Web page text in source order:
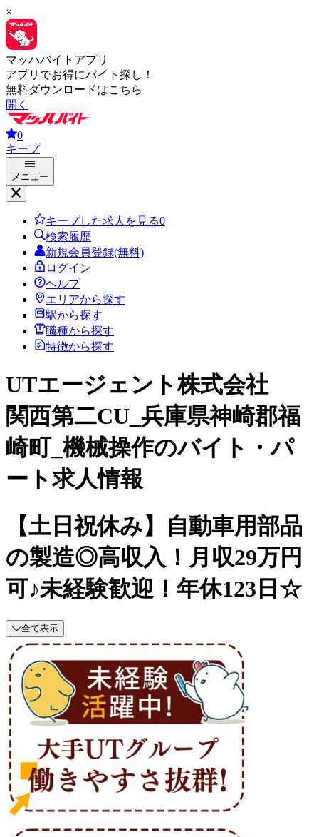
×
マッハバイトアプリ
アプリでお得にバイト探し！
無料ダウンロードはこちら
開く
0
キープ
メニュー
キープした求人を見る0
検索履歴
新規会員登録(無料)
ログイン
ヘルプ
エリアから探す
駅から探す
職種から探す
特徴から探す
UTエージェント株式会社
関西第二CU_兵庫県神崎郡福
崎町_機械操作のバイト・パ
ート求人情報
【土日祝休み】自動車用部品
の製造◎高収入！月収29万円
可♪未経験歓迎！年休123日☆
全て表示